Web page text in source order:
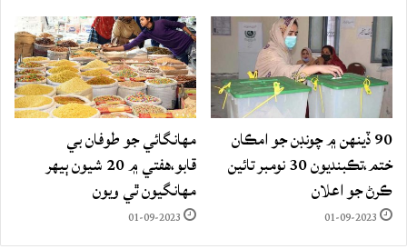
90 ڏينهن ۾ چونڊن جو امڪان
ختم،تڪبنديون 30 نومبر تائين
ڪرڻ جو اعلان
01-09-2023
مهانگائي جو طوفان بي
قابو،هفتي ۾ 20 شيون ٻيهر
مهانگيون ٿي ويون
01-09-2023